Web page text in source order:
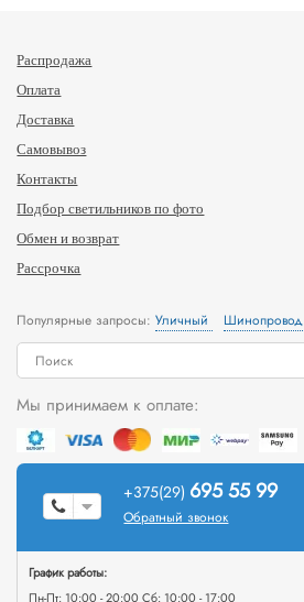
Распродажа
Оплата
Доставка
Самовывоз
Контакты
Подбор светильников по фото
Обмен и возврат
Рассрочка
Популярные запросы:Уличный Шинопровод
Мы принимаем к оплате:
+375(29) 695 55 99
Обратный звонок
График работы:
Пн-Пт: 10:00 - 20:00 Сб: 10:00 - 17:00